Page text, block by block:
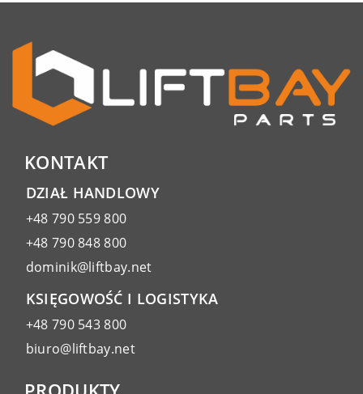
KONTAKT
DZIAŁ HANDLOWY
+48 790 559 800
+48 790 848 800
dominik@liftbay.net
KSIĘGOWOŚĆ I LOGISTYKA
+48 790 543 800
biuro@liftbay.net